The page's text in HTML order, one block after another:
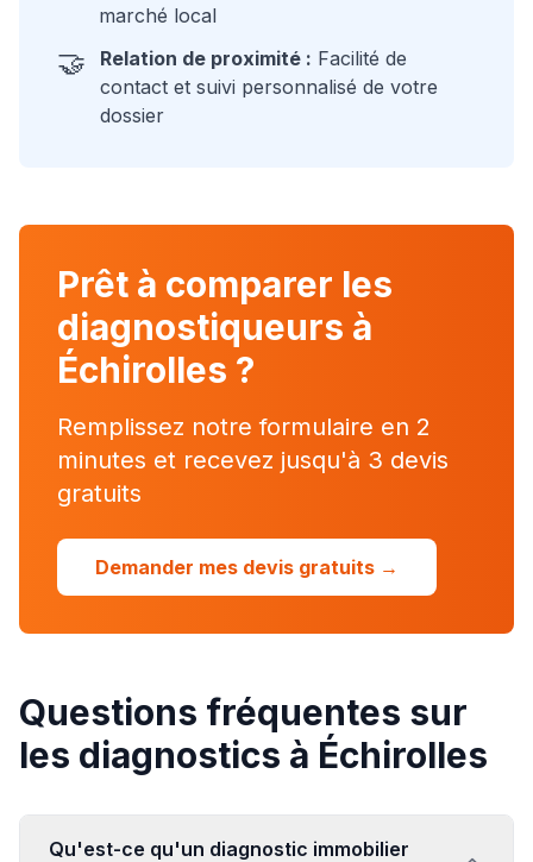
marché local
🤝 Relation de proximité : Facilité de
contact et suivi personnalisé de votre
dossier
Prêt à comparer les
diagnostiqueurs à
Échirolles ?
Remplissez notre formulaire en 2
minutes et recevez jusqu'à 3 devis
gratuits
Demander mes devis gratuits →
Questions fréquentes sur
les diagnostics à Échirolles
Qu'est-ce qu'un diagnostic immobilier